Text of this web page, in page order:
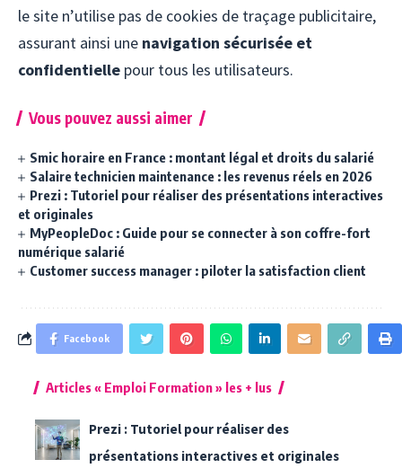
le site n’utilise pas de cookies de traçage publicitaire,
assurant ainsi une navigation sécurisée et
confidentielle pour tous les utilisateurs.
Vous pouvez aussi aimer
Smic horaire en France : montant légal et droits du salarié
Salaire technicien maintenance : les revenus réels en 2026
Prezi : Tutoriel pour réaliser des présentations interactives
et originales
MyPeopleDoc : Guide pour se connecter à son coffre-fort
numérique salarié
Customer success manager : piloter la satisfaction client
Facebook
Articles « Emploi Formation » les + lus
Prezi : Tutoriel pour réaliser des
présentations interactives et originales